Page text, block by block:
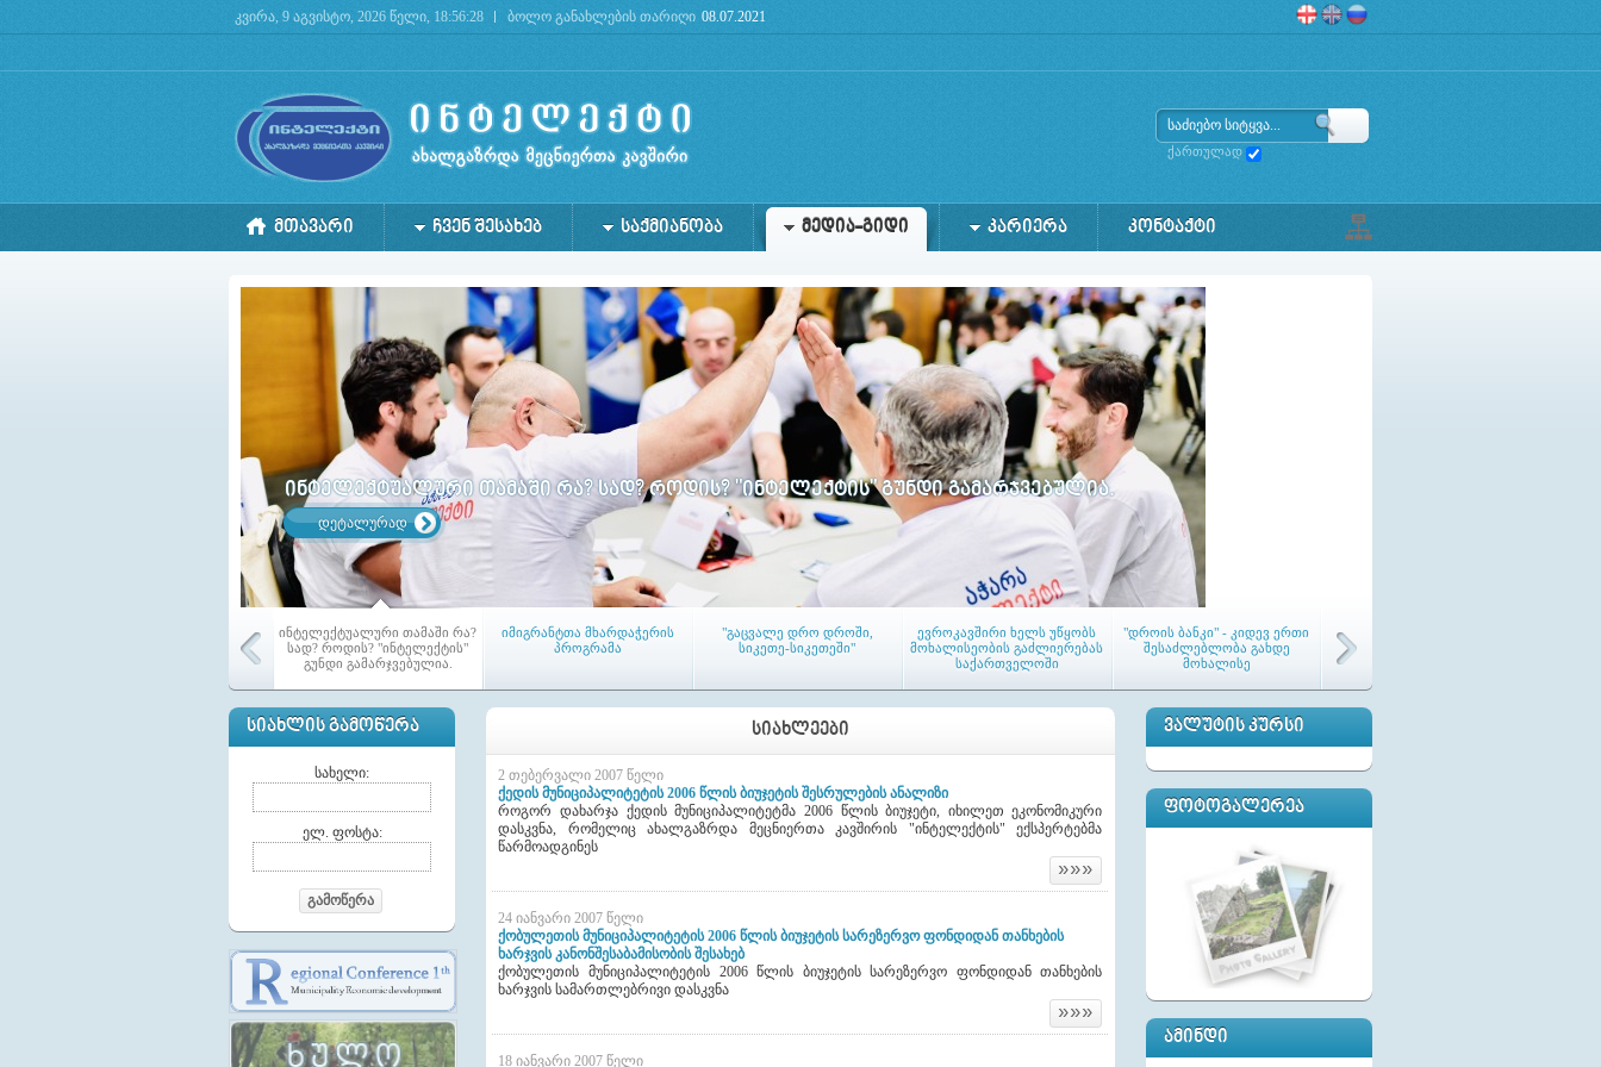
: mysql_connect(): The mysql extension is deprecated and will be removed in the future: use mysqli or PDO instead in/home/lg/public_html/admin/files/db.php
ქართულად
კვირა, 9 აგვისტო, 2026 წელი, 18:56:28 ბოლო განახლების თარიღი 08.07.2021
ᲛᲗᲐᲕᲐᲠᲘ ᲩᲕᲔᲜ ᲨᲔᲡᲐᲮᲔᲑ ᲡᲐᲥᲛᲘᲐᲜᲝᲑᲐ ᲛᲔᲓᲘᲐ-ᲒᲘᲓᲘ ᲙᲐᲠᲘᲔᲠᲐ ᲙᲝᲜᲢᲐᲥᲢᲘ
ინტელექტუალური თამაში რა? სად? როდის? "ინტელექტის" გუნდი გამარჯვებულია.
დეტალურად
ინტელექტუალური თამაში რა?
სად? როდის? "ინტელექტის"
გუნდი გამარჯვებულია.
იმიგრანტთა მხარდაჭერის
პროგრამა
"გაცვალე დრო დროში,
სიკეთე-სიკეთეში"
ევროკავშირი ხელს უწყობს
მოხალისეობის გაძლიერებას
საქართველოში
"დროის ბანკი" - კიდევ ერთი
შესაძლებლობა გახდე
მოხალისე
აჭარის რეგიონში პირველი
ამაგ-ი (LAG) - აქტიურ
მოქალაქეთა ადგილობრივი
თემებში დასახლების საერთო
ტრენინგი „ჰიგიენისა და
პრაქტიკა, HACCP-ის
სისტემების შემუშავება და
დანერგვა“
„ინტელექტმა“ კონკურსის
წევრი“ გამარჯვებულები
დააჯილდოვა
მაჟორიტარი წევრები თემებში
მაჟორიტარობის
თემებში საგანმანათლებლო
შეხვედრები მიმდინარეობს
ᲡᲘᲐᲮᲚᲔᲔᲑᲘ
2 თებერვალი 2007 წელი
ქედის მუნიციპალიტეტის 2006 წლის ბიუჯეტის შესრულების ანალიზი
როგორ დახარჯა ქედის მუნიციპალიტეტმა 2006 წლის ბიუჯეტი, იხილეთ ეკონომიკური
დასკვნა, რომელიც ახალგაზრდა მეცნიერთა კავშირის "ინტელექტის" ექსპერტებმა
წარმოადგინეს
»»»
24 იანვარი 2007 წელი
ქობულეთის მუნიციპალიტეტის 2006 წლის ბიუჯეტის სარეზერვო ფონდიდან თანხების
ხარჯვის კანონშესაბამისობის შესახებ
ქობულეთის მუნიციპალიტეტის 2006 წლის ბიუჯეტის სარეზერვო ფონდიდან თანხების
ხარჯვის სამართლებრივი დასკვნა
»»»
18 იანვარი 2007 წელი
ᲡᲘᲐᲮᲚᲘᲡ ᲒᲐᲛᲝᲬᲔᲠᲐ
სახელი:
ელ. ფოსტა:
გამოწერა
ᲕᲐᲚᲣᲢᲘᲡ ᲙᲣᲠᲡᲘ
ᲤᲝᲢᲝᲒᲐᲚᲔᲠᲔᲐ
ᲐᲛᲘᲜᲓᲘ